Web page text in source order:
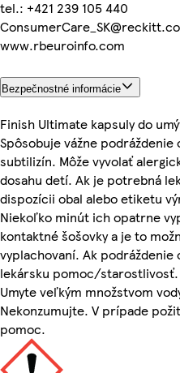
tel.: +421 239 105 440
www.rbeuroinfo.com
Bezpečnostné informácie
Finish Ultimate kapsuly do
Spôsobuje vážne
subtilizín. Môže vyvolať
dosahu detí. Ak je potrebná
dispozícii obal alebo etiketu
Niekoľko minút ich opatrne
kontaktné šošovky a je to
vyplachovaní. Ak
lekársku pomoc/starostlivosť.
Umyte veľkým množstvom
Nekonzumujte. V prípade
pomoc.